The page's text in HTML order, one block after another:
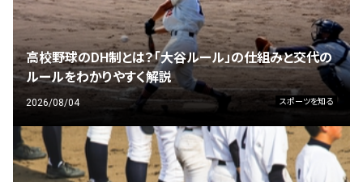
高校野球のDH制とは？「大谷ルール」の仕組みと交代の
ルールをわかりやすく解説
2026/08/04 スポーツを知る